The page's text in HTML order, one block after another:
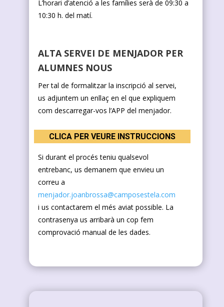
L’horari d’atenció a les famílies serà de 09:30 a
10:30 h. del matí.
ALTA SERVEI DE MENJADOR PER
ALUMNES NOUS
Per tal de formalitzar la inscripció al servei,
us adjuntem un enllaç en el que expliquem
com descarregar-vos l’APP del menjador.
CLICA PER VEURE INSTRUCCIONS
Si durant el procés teniu qualsevol
entrebanc, us demanem que envieu un
correu a
menjador.joanbrossa@camposestela.com
i us contactarem el més aviat possible. La
contrasenya us arribarà un cop fem
comprovació manual de les dades.